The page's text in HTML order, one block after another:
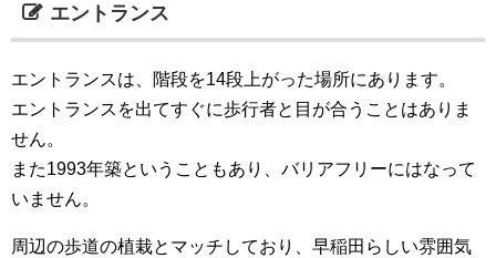
エントランス
エントランスは、階段を14段上がった場所にあります。
エントランスを出てすぐに歩行者と目が合うことはありま
せん。
また1993年築ということもあり、バリアフリーにはなって
いません。
周辺の歩道の植栽とマッチしており、早稲田らしい雰囲気